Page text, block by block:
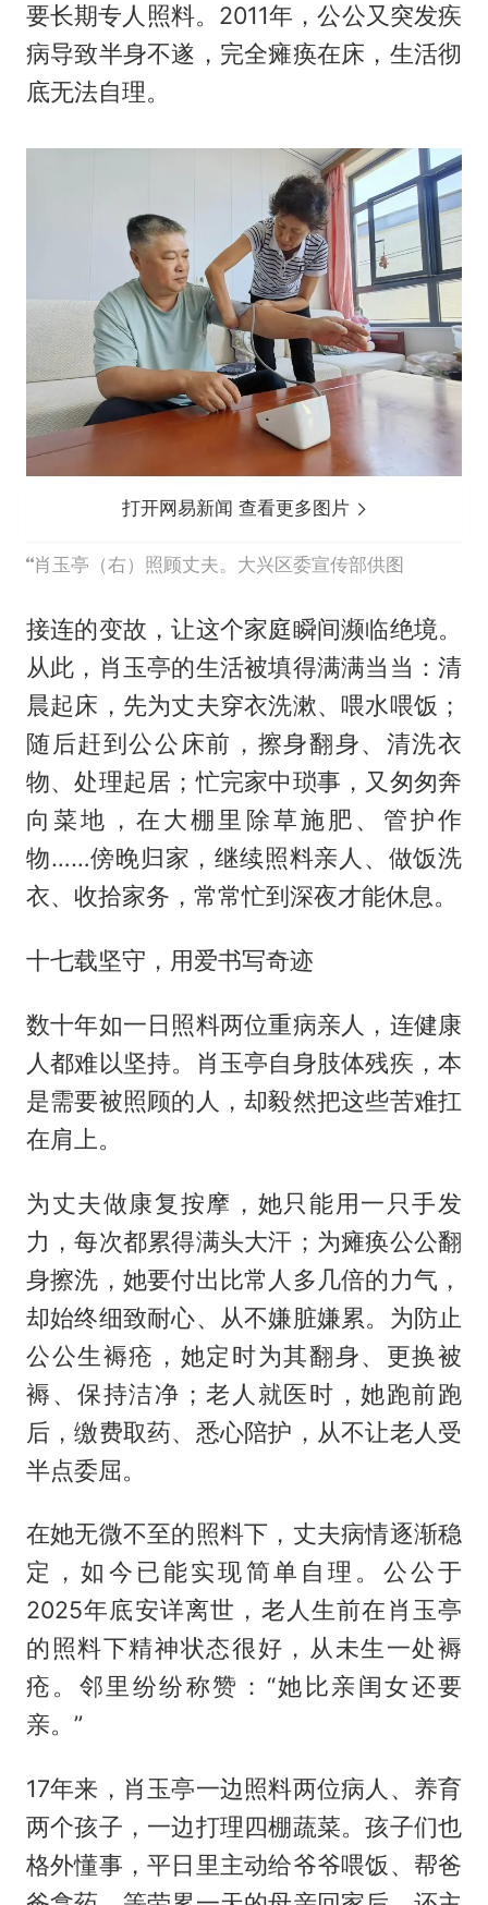
要长期专人照料。2011年，公公又突发疾
病导致半身不遂，完全瘫痪在床，生活彻
底无法自理。
打开网易新闻 查看更多图片
肖玉亭（右）照顾丈夫。大兴区委宣传部供图
接连的变故，让这个家庭瞬间濒临绝境。
从此，肖玉亭的生活被填得满满当当：清
晨起床，先为丈夫穿衣洗漱、喂水喂饭；
随后赶到公公床前，擦身翻身、清洗衣
物、处理起居；忙完家中琐事，又匆匆奔
向菜地，在大棚里除草施肥、管护作
物……傍晚归家，继续照料亲人、做饭洗
衣、收拾家务，常常忙到深夜才能休息。
十七载坚守，用爱书写奇迹
数十年如一日照料两位重病亲人，连健康
人都难以坚持。肖玉亭自身肢体残疾，本
是需要被照顾的人，却毅然把这些苦难扛
在肩上。
为丈夫做康复按摩，她只能用一只手发
力，每次都累得满头大汗；为瘫痪公公翻
身擦洗，她要付出比常人多几倍的力气，
却始终细致耐心、从不嫌脏嫌累。为防止
公公生褥疮，她定时为其翻身、更换被
褥、保持洁净；老人就医时，她跑前跑
后，缴费取药、悉心陪护，从不让老人受
半点委屈。
在她无微不至的照料下，丈夫病情逐渐稳
定，如今已能实现简单自理。公公于
2025年底安详离世，老人生前在肖玉亭
的照料下精神状态很好，从未生一处褥
疮。邻里纷纷称赞：“她比亲闺女还要
亲。”
17年来，肖玉亭一边照料两位病人、养育
两个孩子，一边打理四棚蔬菜。孩子们也
格外懂事，平日里主动给爷爷喂饭、帮爸